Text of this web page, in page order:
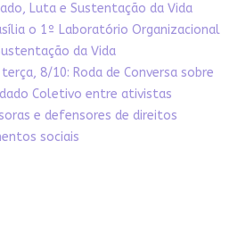
Luta e Sustentação da Vida
o 1º Laboratório Organizacional
da Vida
8/10: Roda de Conversa sobre
Coletivo entre ativistas
e defensores de direitos
sociais